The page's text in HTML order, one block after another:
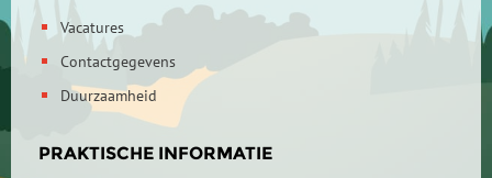
Vacatures
Contactgegevens
Duurzaamheid
PRAKTISCHE INFORMATIE